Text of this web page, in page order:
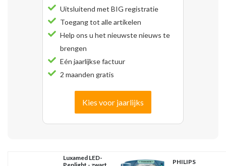
Uitsluitend met BIG registratie
Toegang tot alle artikelen
Help ons u het nieuwste nieuws te
brengen
Eén jaarlijkse factuur
2 maanden gratis
Kies voor jaarlijks
Luxamed LED-
PHILIPS